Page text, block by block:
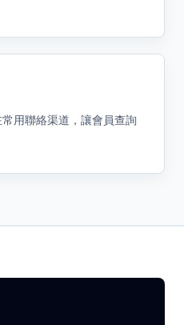
用聯絡渠道，讓會員查詢